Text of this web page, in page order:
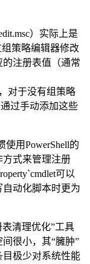
）实际上是
策略编辑器修改
注册表值（通常
对于没有组策略
过手动添加这些
使用PowerShell的
方式来管理注册
可以
动化脚本时更为
清理优化”工具
很小，其“臃肿”
极少对系统性能